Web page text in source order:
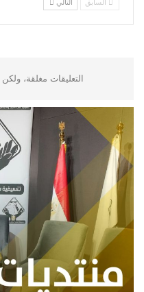
السابق التالي
التعليقات مغلقة، ولكن